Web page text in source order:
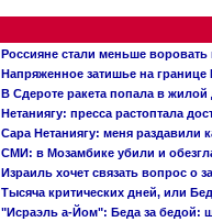
Россияне стали меньше
Напряженное затишье на границе
В Сдероте ракета попала в
Нетаниягу: пресса растоптала
Сара Нетаниягу: меня раздавили
СМИ: в Мозамбике убили и
Израиль хочет связать вопрос
Тысяча критических дней, или
"Исраэль а-Йом": Беда за бедой: